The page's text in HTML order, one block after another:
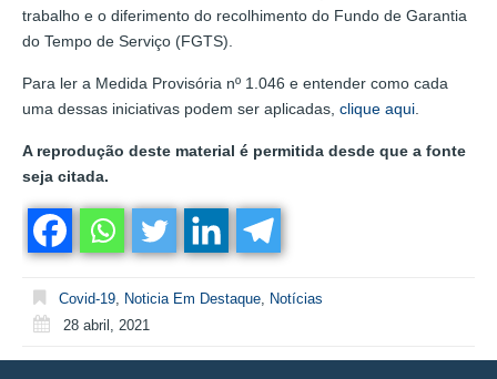
trabalho e o diferimento do recolhimento do Fundo de Garantia
do Tempo de Serviço (FGTS).
Para ler a Medida Provisória nº 1.046 e entender como cada
uma dessas iniciativas podem ser aplicadas, clique aqui
A reprodução deste material é permitida desde que a fonte
seja citada.
Covid-19 Noticia Em Destaque Notícias
28 abril, 2021